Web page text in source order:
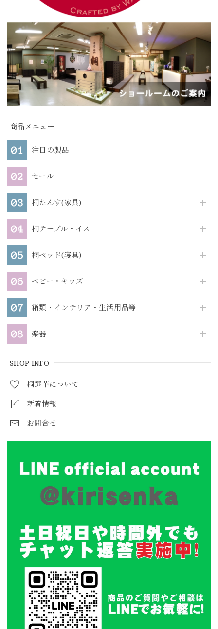
商品メニュー
注目の製品
セール
桐たんす(家具)
桐テーブル・イス
桐ベッド(寝具)
ベビー・キッズ
箱類・インテリア・生活用品等
楽器
SHOP INFO
桐選華について
新着情報
お問合せ